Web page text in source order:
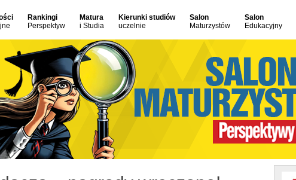
Rankingi
Perspektyw
Matura
i Studia
Kierunki studiów
uczelnie
Salon
Maturzystów
Salon
Edukacyjny